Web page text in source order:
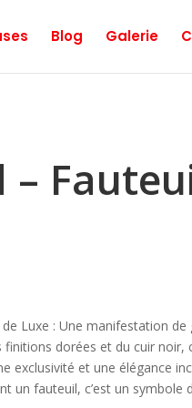
Blog Galerie
–
Luxe : Une manifestation de
dorées et du cuir noir,
exclusivité et une élégance
un fauteuil, c’est un symbole